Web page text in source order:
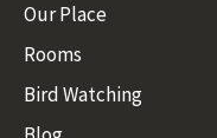
Our Place
Rooms
Bird Watching